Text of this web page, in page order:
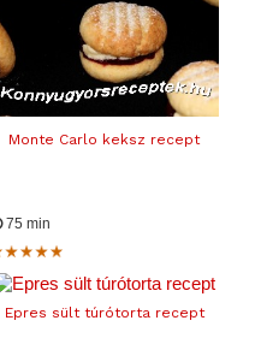
Monte Carlo keksz recept
75 min
Epres sült túrótorta recept